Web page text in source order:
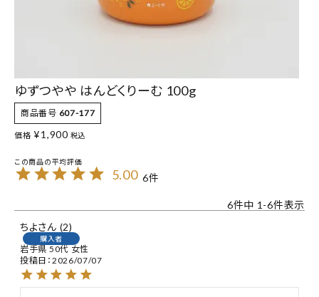
ゆずつやや はんどくりーむ 100g
商品番号 607-177
価格 ¥1,900 税込
5.00 6
6件中 1 -6件表示
ちよ
2
購入者
岩手県 50代 女性
投稿日 2026/07/07